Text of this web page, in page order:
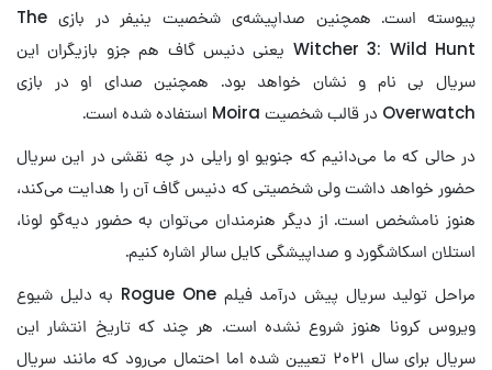
پیوسته است. همچنین صداپیشه‌ی شخصیت ینیفر در بازی The
Witcher 3: Wild Hunt یعنی دنیس گاف هم جزو بازیگران این
سریال بی نام و نشان خواهد بود. همچنین صدای او در بازی
Overwatch در قالب شخصیت Moira استفاده شده است.
در حالی که ما می‌دانیم که جنویو او رایلی در چه نقشی در این سریال
حضور خواهد داشت ولی شخصیتی که دنیس گاف آن را هدایت می‌کند،
هنوز نامشخص است. از دیگر هنرمندان می‌توان به حضور دیه‌گو لونا،
استلان اسکاشگورد و صداپیشگی کایل سالر اشاره کنیم.
مراحل تولید سریال پیش درآمد فیلم Rogue One به دلیل شیوع
ویروس کرونا هنوز شروع نشده است. هر چند که تاریخ انتشار این
سریال برای سال ۲۰۲۱ تعیین شده اما احتمال می‌رود که مانند سریال